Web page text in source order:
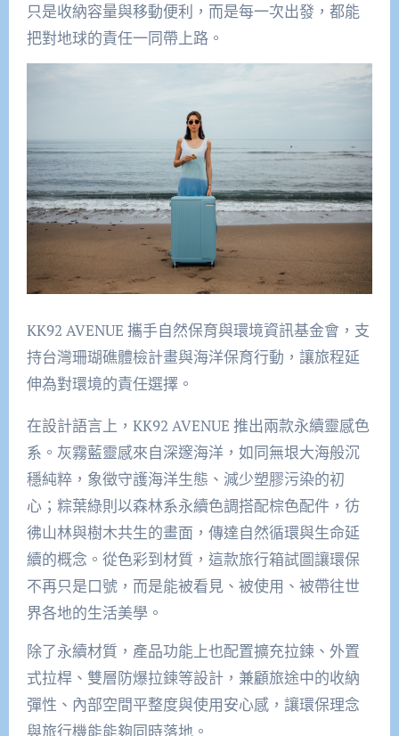
只是收納容量與移動便利，而是每一次出發，都能
把對地球的責任一同帶上路。
KK92 AVENUE 攜手自然保育與環境資訊基金會，支
持台灣珊瑚礁體檢計畫與海洋保育行動，讓旅程延
伸為對環境的責任選擇。
在設計語言上，KK92 AVENUE 推出兩款永續靈感色
系。灰霧藍靈感來自深邃海洋，如同無垠大海般沉
穩純粹，象徵守護海洋生態、減少塑膠污染的初
心；粽葉綠則以森林系永續色調搭配棕色配件，彷
彿山林與樹木共生的畫面，傳達自然循環與生命延
續的概念。從色彩到材質，這款旅行箱試圖讓環保
不再只是口號，而是能被看見、被使用、被帶往世
界各地的生活美學。
除了永續材質，產品功能上也配置擴充拉鍊、外置
式拉桿、雙層防爆拉鍊等設計，兼顧旅途中的收納
彈性、內部空間平整度與使用安心感，讓環保理念
與旅行機能能夠同時落地。